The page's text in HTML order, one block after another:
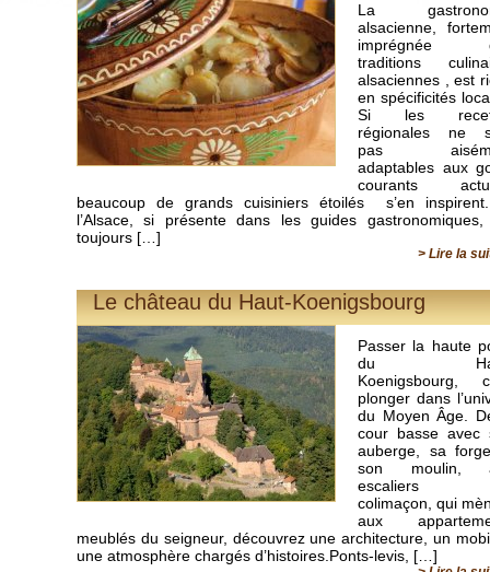
La
alsacienne,
imprégnée
traditions
alsaciennes , est
en spécificités
Si les
régionales ne
pas
adaptables aux
courants
beaucoup de grands cuisiniers étoilés s’en
l’Alsace, si présente dans les guides gastronomiques,
toujours […]
> Lire la
Le château du Haut-Koenigsbourg
Passer la haute
du
Koenigsbourg,
plonger dans
du Moyen Âge.
cour basse avec
auberge, sa
son moulin,
escaliers
colimaçon, qui
aux
meublés du seigneur, découvrez une architecture, un
une atmosphère chargés d’histoires.Ponts-levis, […]